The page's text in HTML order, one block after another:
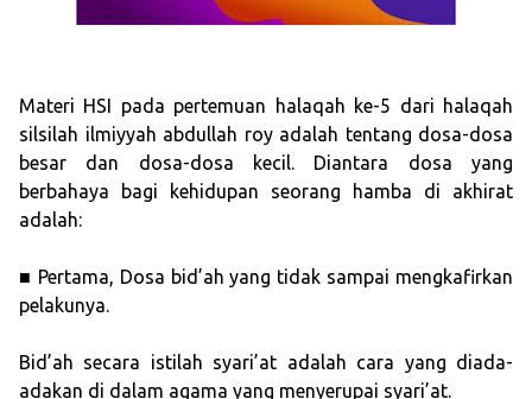
Materi HSI pada pertemuan halaqah ke-5 dari halaqah
silsilah ilmiyyah abdullah roy adalah tentang dosa-dosa
besar dan dosa-dosa kecil. Diantara dosa yang
berbahaya bagi kehidupan seorang hamba di akhirat
adalah:
■ Pertama, Dosa bid’ah yang tidak sampai mengkafirkan
pelakunya.
Bid’ah secara istilah syari’at adalah cara yang diada-
adakan di dalam agama yang menyerupai syari’at.